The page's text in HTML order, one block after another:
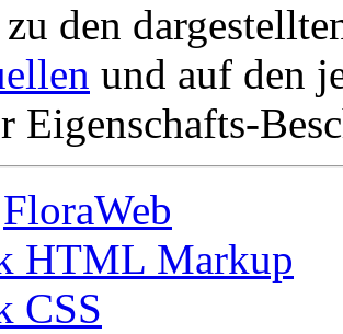
den
und auf den
Eigenschafts-
FloraWeb
HTML Markup
CSS